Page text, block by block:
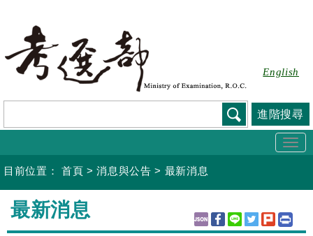
要
容
English
進階搜尋
目前位置： 首頁 >消息與公告 > 最新消息
:::
最新消息